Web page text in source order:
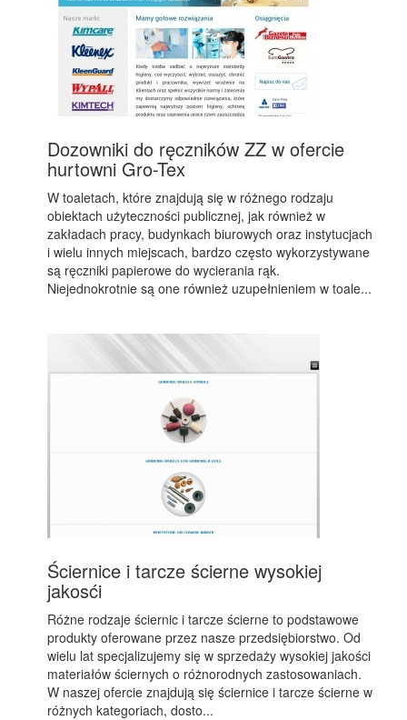
Dozowniki do ręczników ZZ w ofercie
hurtowni Gro-Tex
W toaletach, które znajdują się w różnego rodzaju
obiektach użyteczności publicznej, jak również w
zakładach pracy, budynkach biurowych oraz instytucjach
i wielu innych miejscach, bardzo często wykorzystywane
są ręczniki papierowe do wycierania rąk.
Niejednokrotnie są one również uzupełnieniem w toale...
Ściernice i tarcze ścierne wysokiej
jakosći
Różne rodzaje ściernic i tarcze ścierne to podstawowe
produkty oferowane przez nasze przedsiębiorstwo. Od
wielu lat specjalizujemy się w sprzedaży wysokiej jakości
materiałów ściernych o różnorodnych zastosowaniach.
W naszej ofercie znajdują się ściernice i tarcze ścierne w
różnych kategoriach, dosto...